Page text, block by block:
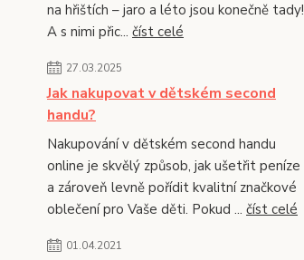
na hřištích – jaro a léto jsou konečně tady!
A s nimi přic... číst celé
27.03.2025
Jak nakupovat v dětském second
handu?
Nakupování v dětském second handu
online je skvělý způsob, jak ušetřit peníze
a zároveň levně pořídit kvalitní značkové
oblečení pro Vaše děti. Pokud ... číst celé
01.04.2021